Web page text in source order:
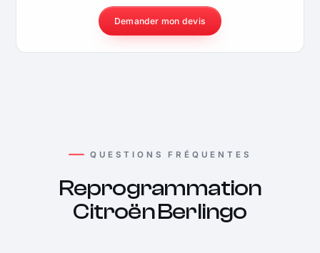
Demander mon devis
QUESTIONS FRÉQUENTES
Reprogrammation
Citroën Berlingo